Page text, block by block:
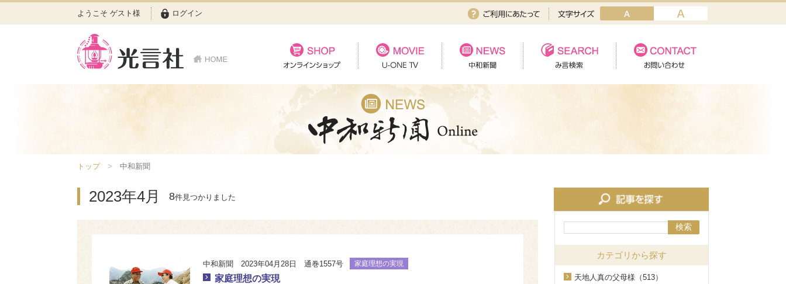
ようこそ ゲスト様 ログイン
トップ 中和新聞
2023年4月 8件見つかりました
中和新聞 2023年04月28日 通巻1557号 家庭理想の実現
家庭理想の実現
検索
カテゴリから探す
天地人真の父母様（513）